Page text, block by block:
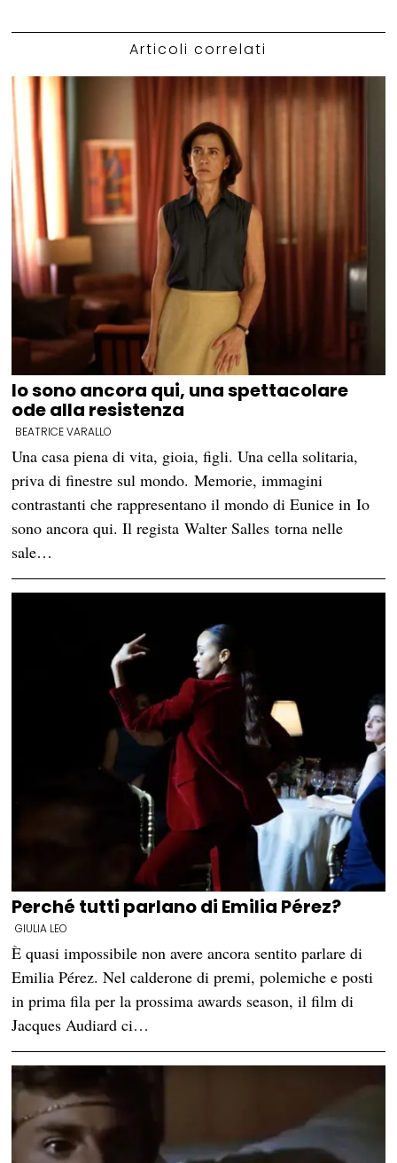
Articoli correlati
Io sono ancora qui, una spettacolare
ode alla resistenza
BEATRICE VARALLO
Una casa piena di vita, gioia, figli. Una cella solitaria,
priva di finestre sul mondo. Memorie, immagini
contrastanti che rappresentano il mondo di Eunice in Io
sono ancora qui. Il regista Walter Salles torna nelle
sale…
Perché tutti parlano di Emilia Pérez?
GIULIA LEO
È quasi impossibile non avere ancora sentito parlare di
Emilia Pérez. Nel calderone di premi, polemiche e posti
in prima fila per la prossima awards season, il film di
Jacques Audiard ci…